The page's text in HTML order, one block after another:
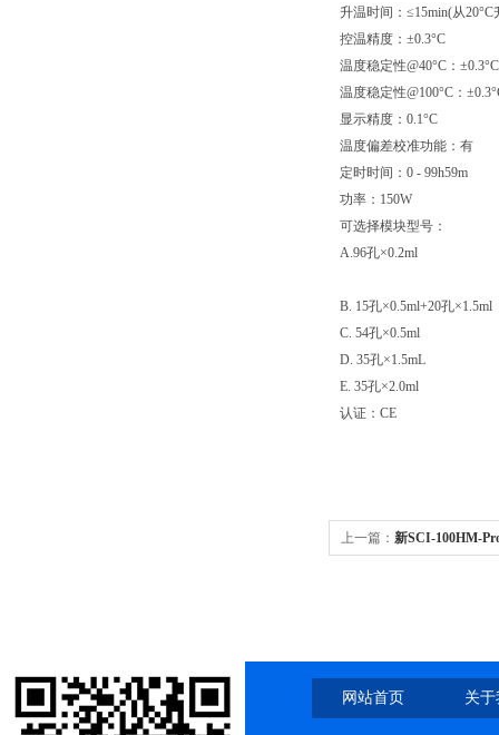
升温时间：≤15min(从20°C
控温精度：±0.3°C
温度稳定性@40°C：±0.3°C
温度稳定性@100°C：
显示精度：0.1°C
温度偏差校准功能：有
定时时间：0 - 99h59m
功率：150W
可选择模块型号：
A.96孔×0.2ml
B. 15孔×0.5ml+20孔×1.5ml
C. 54孔×0.5ml
D. 35孔×1.5mL
E. 35孔×2.0ml
认证： CE
上一篇： 新SCI-100HM-
网站首页 关